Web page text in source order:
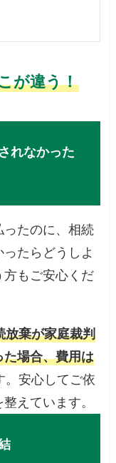
が違う！
れなかった
ったのに、相続
たらどうしよ
もご安心くだ
放棄が家庭裁判
場合、費用は
。安心してご依
えています。